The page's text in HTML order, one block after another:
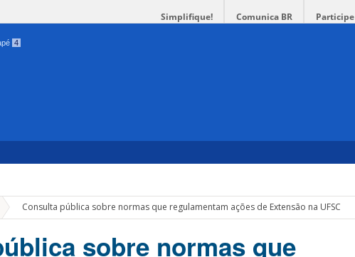
Simplifique! Comunica BR Participe
4
» Consulta pública sobre normas que regulamentam ações de Extensão na UFSC
sobre normas que